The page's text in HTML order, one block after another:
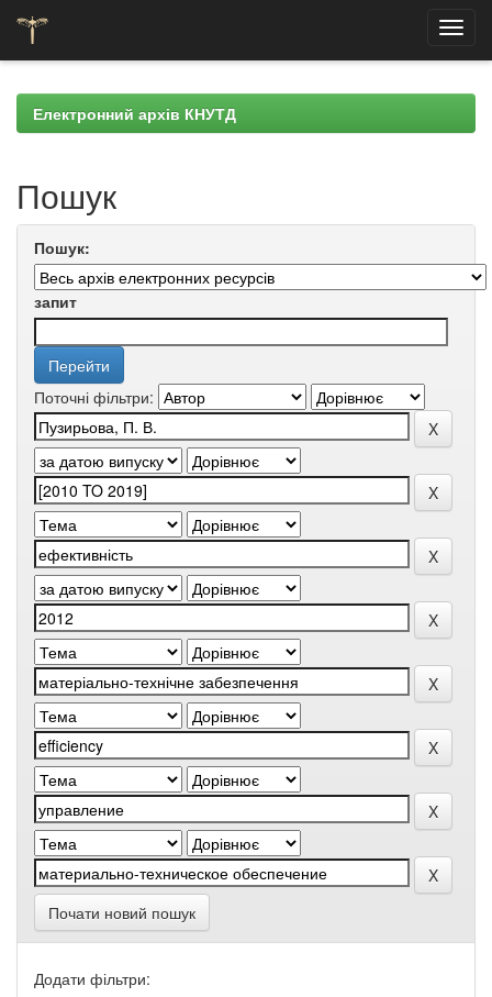
navigationЕлектронний архів КНУТД
Пошук
Пошук:
запит
Поточні фільтри:
Почати новий пошук
Додати фільтри: